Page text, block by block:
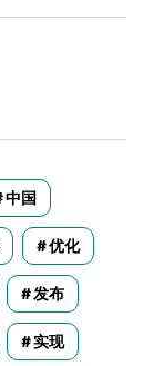
中国
优化
发布
实现